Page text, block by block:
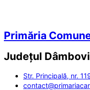
Primăria
Județul
Str. Principală, nr.